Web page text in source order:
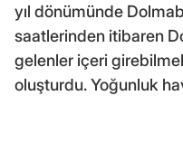
yıl dönümünde
saatlerinden itibaren
gelenler içeri
oluşturdu. Yoğunluk